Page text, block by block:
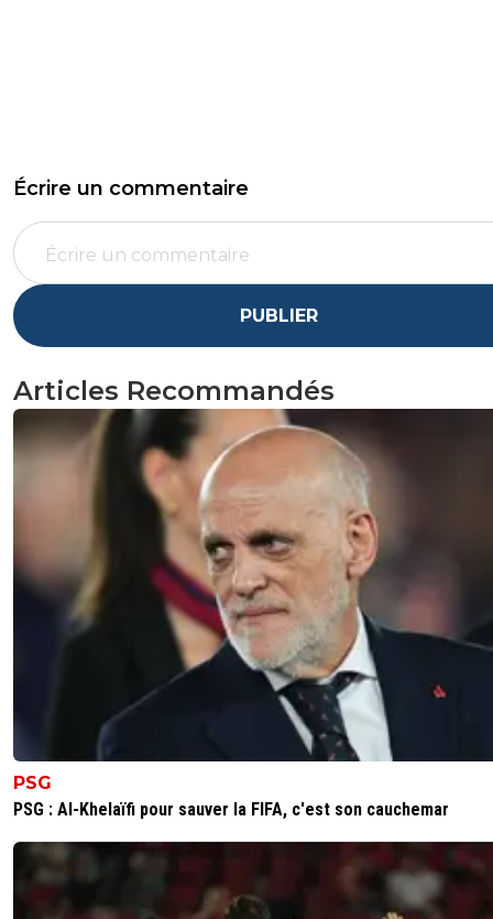
Écrire un commentaire
PUBLIER
Articles Recommandés
PSG
PSG : Al-Khelaïfi pour sauver la FIFA, c'est son cauchemar